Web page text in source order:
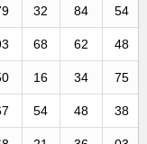
32 84 54
68 62 48
16 34 75
54 48 38